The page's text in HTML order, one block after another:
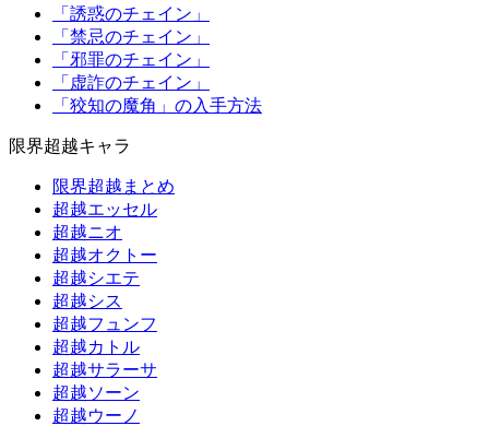
「誘惑のチェイン」
「禁忌のチェイン」
「邪罪のチェイン」
「虚詐のチェイン」
「狡知の魔角」の入手方法
限界超越キャラ
限界超越まとめ
超越エッセル
超越ニオ
超越オクトー
超越シエテ
超越シス
超越フュンフ
超越カトル
超越サラーサ
超越ソーン
超越ウーノ